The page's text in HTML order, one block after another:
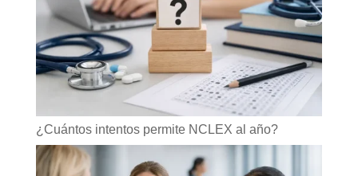
¿Cuántos intentos permite NCLEX al año?